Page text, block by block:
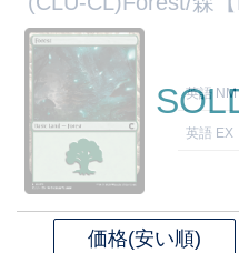
英語 NM
英語 EX
価格(安い順)